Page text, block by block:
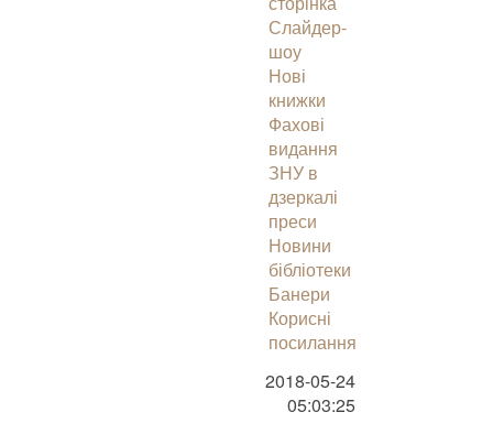
Слайдер-
шоу
Нові
книжки
Фахові
видання
ЗНУ в
дзеркалі
преси
Новини
бібліотеки
Банери
Корисні
посилання
2018-05-24
05:03:25